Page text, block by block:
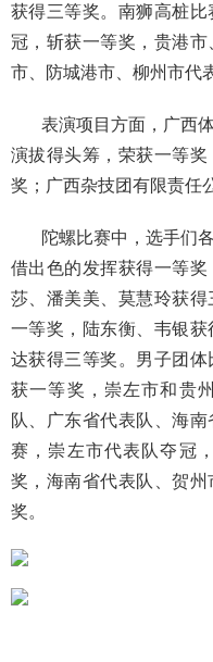
获得三等奖。南狮高桩
冠，斩获一等奖，贵港
市、防城港市、柳州市代
表演项目方面，广西
演拔得头筹，荣获一等
奖；广西杂技团有限责任
陀螺比赛中，选手们
借出色的发挥获得一等
莎、潘美美、莫慧玲获
一等奖，陆东衡、韦银
达获得三等奖。男子团
获一等奖，崇左市和贵
队、广东省代表队、海
赛，崇左市代表队夺冠
奖，海南省代表队、贺
奖。